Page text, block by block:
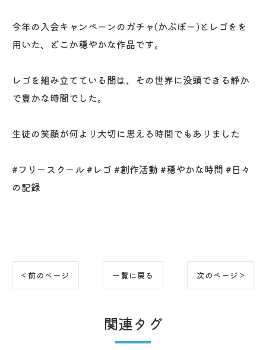
今年の入会キャンペーンのガチャ(かぶぼー)とレゴをを
用いた、どこか穏やかな作品です。
レゴを組み立てている間は、その世界に没頭できる静か
で豊かな時間でした。
生徒の笑顔が何より大切に思える時間でもありました
​#フリースクール #レゴ #創作活動 #穏やかな時間 #日々
の記録
< 前のページ 一覧に戻る 次のページ >
関連タグ